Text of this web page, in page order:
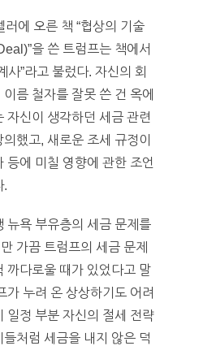
에 오른 책 “협상의 기술
을 쓴 트럼프는 책에서
사”라고 불렀다. 자신의 회
름 철자를 잘못 쓴 건 옥에
자신이 생각하던 세금 관련
했고, 새로운 조세 규정이
등에 미칠 영향에 관한 조언
.
뉴욕 부유층의 세금 문제를
가끔 트럼프의 세금 문제
까다로울 때가 있었다고 말
가 누려 온 상상하기도 어려
일정 부분 자신의 절세 전략
들처럼 세금을 내지 않은 덕